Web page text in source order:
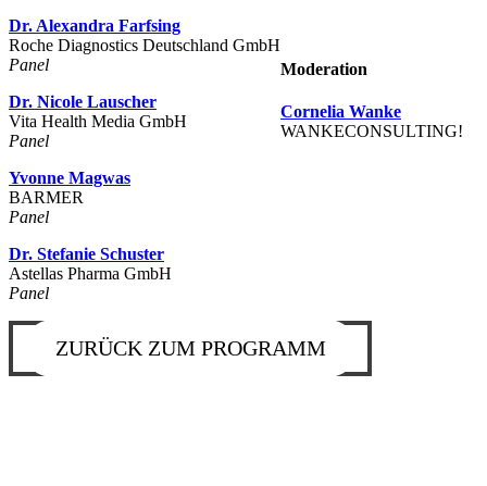
Dr. Alexandra Farfsing
Roche Diagnostics Deutschland GmbH
Panel
Dr. Nicole Lauscher
Vita Health Media GmbH
Panel
Yvonne Magwas
BARMER
Panel
Dr. Stefanie Schuster
Astellas Pharma GmbH
Panel
Moderation
Cornelia Wanke
WANKECONSULTING!
ZURÜCK ZUM PROGRAMM